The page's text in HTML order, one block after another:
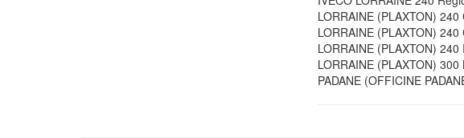
LORRAINE (PLAXTON)
LORRAINE (PLAXTON)
LORRAINE (PLAXTON)
LORRAINE (PLAXTON)
PADANE (OFFICINE